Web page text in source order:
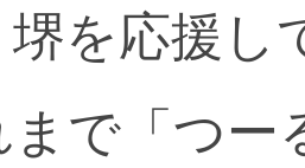
堺を応援し
まで「つー